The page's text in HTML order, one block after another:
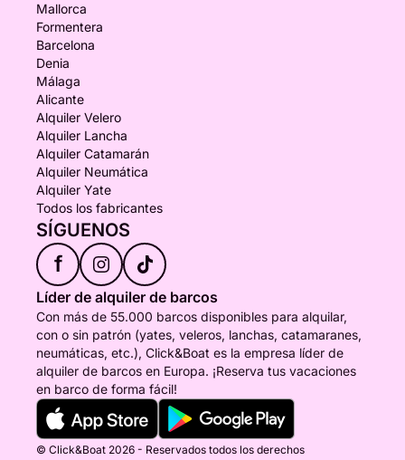
Mallorca
Formentera
Barcelona
Denia
Málaga
Alicante
Alquiler Velero
Alquiler Lancha
Alquiler Catamarán
Alquiler Neumática
Alquiler Yate
Todos los fabricantes
SÍGUENOS
f
Líder de alquiler de barcos
Con más de 55.000 barcos disponibles para alquilar,
con o sin patrón (yates, veleros, lanchas, catamaranes,
neumáticas, etc.), Click&Boat es la empresa líder de
alquiler de barcos en Europa. ¡Reserva tus vacaciones
en barco de forma fácil!
© Click&Boat 2026 - Reservados todos los derechos